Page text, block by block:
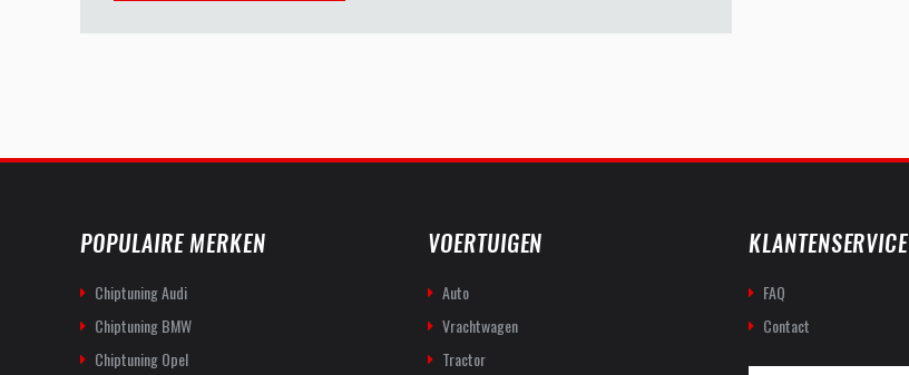
POPULAIRE MERKEN
Chiptuning Audi
Chiptuning BMW
Chiptuning Opel
VOERTUIGEN
Auto
Vrachtwagen
Tractor
KLANTENSERVICE
FAQ
Contact